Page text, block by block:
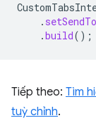
.
.build();
Tiếp theo: Tìm
tuỳ chỉnh.